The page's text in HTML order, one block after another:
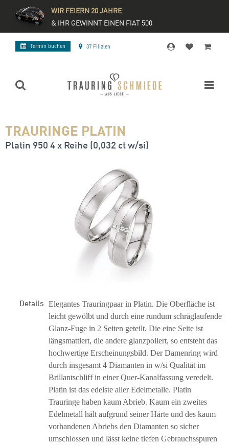
WIR FEIERN 20 JAHRE
& IHR GEWINNT EINEN FIAT 500
Termin buchen 37 Filialen
TRAURINGE PLATIN
Platin 950 4 x Reihe (0,032 ct w/si)
Details Elegantes Trauringpaar in Platin. Die Oberfläche ist
leicht gewölbt und durch eine rundum schräglaufende
Glanz-Fuge in 2 Seiten geteilt. Die eine Seite ist
längsmattiert, die andere glanzpoliert, so entsteht das
hochwertige Erscheinungsbild. Der Damenring wird
durch insgesamt 4 Diamanten in w/si Qualität im
Brillantschliff in einer Quer-Kanalfassung veredelt.
Platin ist das edelste aller Edelmetalle. Platin
Trauringe haben kaum Abrieb. Kaum ein zweites
Edelmetall hält aufgrund seiner Härte und des kaum
vorhandenen Abriebs den Diamanten so sicher
umschlossen und lässt keine tiefen Gebrauchsspuren